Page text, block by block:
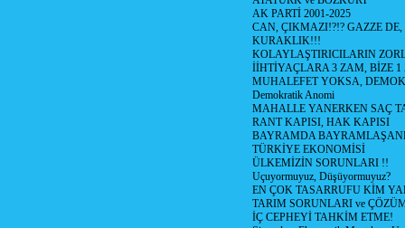
AK PARTİ 2001-2025
CAN, ÇIKMAZI!?!? GAZZE
KURAKLIK!!!
KOLAYLAŞTIRICILARIN
İİHTİYAÇLARA 3 ZAM, BİZE
MUHALEFET YOKSA,
Demokratik Anomi
MAHALLE YANERKEN SAÇ
RANT KAPISI, HAK KAPISI
BAYRAMDA
TÜRKİYE EKONOMİSİ
ÜLKEMİZİN SORUNLARI !!
Uçuyormuyuz, Düşüyormuyuz?
EN ÇOK TASARRUFU KİM
TARIM SORUNLARI ve
İÇ CEPHEYİ TAHKİM ETME!